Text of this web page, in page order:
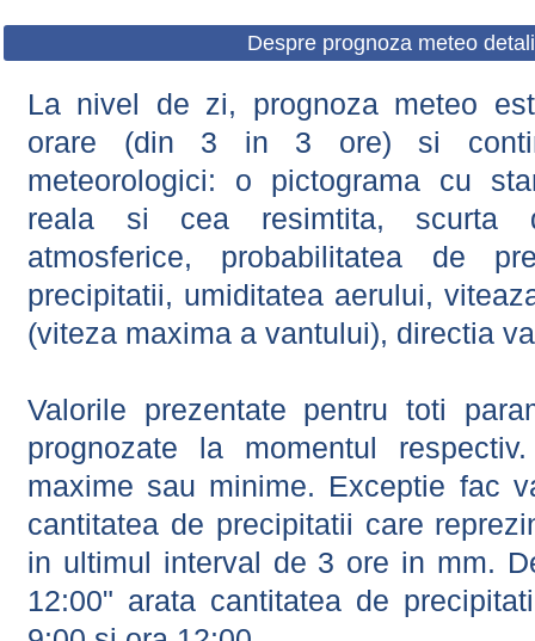
Despre prognoza meteo
La nivel de zi, prognoza meteo
orare (din 3 in 3 ore) si
meteorologici: o pictograma cu
reala si cea resimtita, scurta
atmosferice, probabilitatea de
precipitatii, umiditatea aerului,
(viteza maxima a vantului), directia
Valorile prezentate pentru toti
prognozate la momentul
maxime sau minime. Exceptie fac
cantitatea de precipitatii care
in ultimul interval de 3 ore in mm.
12:00" arata cantitatea de